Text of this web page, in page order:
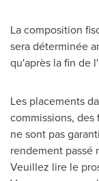
La composition
sera déterminée
qu'après la fin de
Les placements
commissions, des
ne sont pas
rendement passé
Veuillez lire le